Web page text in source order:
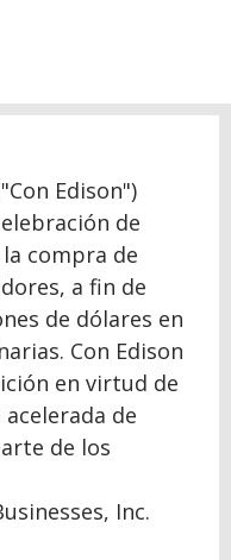
Edison")
de
compra de
a fin de
de dólares en
Con Edison
en virtud de
de
de los
Inc.